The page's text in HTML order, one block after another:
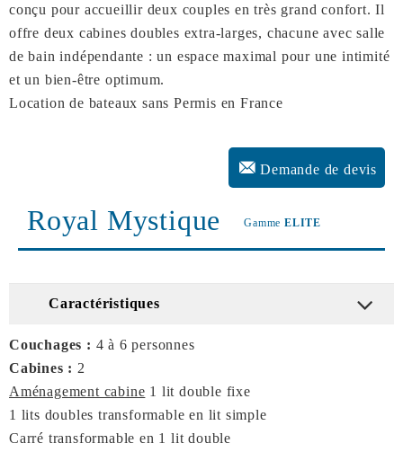
conçu pour accueillir deux couples en très grand confort. Il
offre deux cabines doubles extra-larges, chacune avec salle
de bain indépendante : un espace maximal pour une intimité
et un bien-être optimum.
Location de bateaux sans Permis en France
Demande de devis
Royal Mystique GammeELITE
Caractéristiques
Couchages : 4 à 6 personnes
Cabines : 2
Aménagement cabine 1 lit double fixe
1 lits doubles transformable en lit simple
Carré transformable en 1 lit double